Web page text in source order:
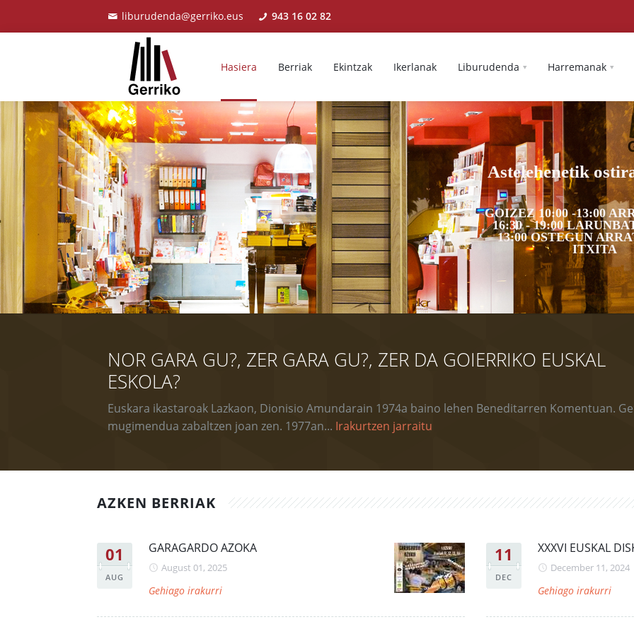
liburudenda@gerriko.eus 943 16 02 82
Hasiera Berriak Ekintzak Ikerlanak Liburudenda Harremanak
GOIZEZ 10:00 -13:00
16:30 - 19:00
13:00 OSTEGUN
ITXITA
Astelehenetik
NOR GARA GU?, ZER GARA GU?, ZER DA GOIERRIKO EUSKAL
ESKOLA?
Euskara ikastaroak Lazkaon, Dionisio Amundarain 1974a baino lehen Beneditarren Komentuan.
mugimendua zabaltzen joan zen. 1977an... Irakurtzen jarraitu
AZKEN BERRIAK
01
AUG
GARAGARDO AZOKA
August 01, 2025
Gehiago irakurri
11
DEC
XXXVI EUSKAL
December 11, 2024
Gehiago irakurri